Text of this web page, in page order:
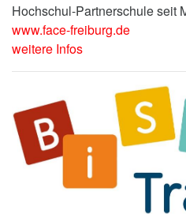
Hochschul-Partnerschule seit
www.face-freiburg.de
weitere Infos